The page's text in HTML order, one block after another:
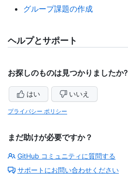
グループ課題の作成
ヘルプとサポート
お探しのものは見つかりましたか?
はい いいえ
プライバシー ポリシー
まだ助けが必要ですか？
GitHub コミュニティに質問する
サポートにお問い合わせください